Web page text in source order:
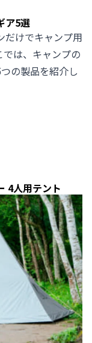
ア5選
だけでキャンプ用
は、キャンプの
の製品を紹介し
4人用テント